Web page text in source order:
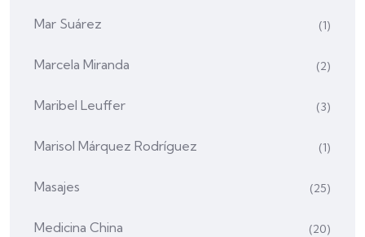
Mar Suárez (1)
Marcela Miranda (2)
Maribel Leuffer (3)
Marisol Márquez Rodríguez (1)
Masajes (25)
Medicina China (20)